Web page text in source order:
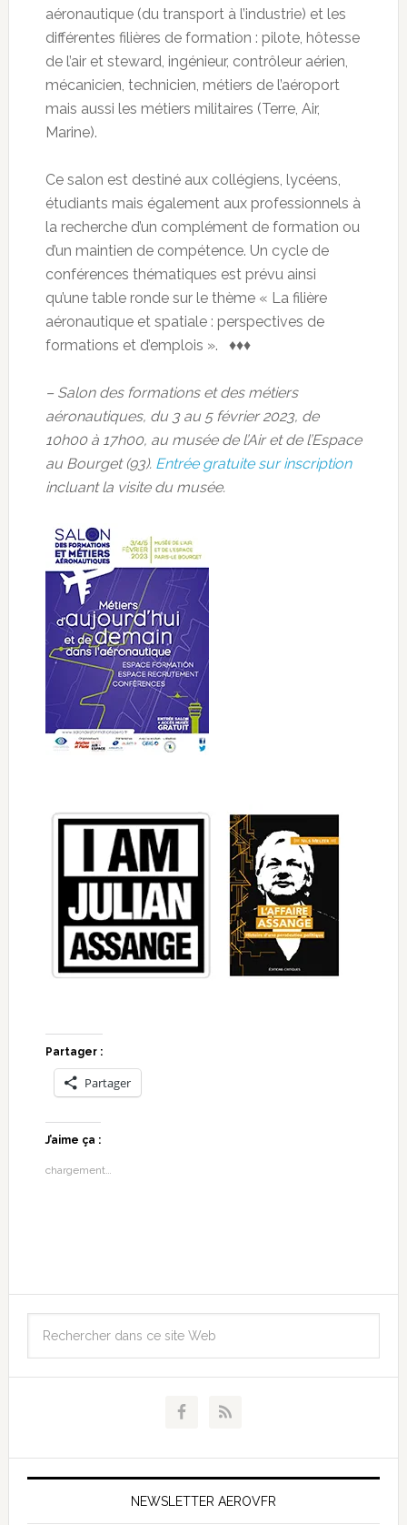
aéronautique (du transport à l’industrie) et les
différentes filières de formation : pilote, hôtesse
de l’air et steward, ingénieur, contrôleur aérien,
mécanicien, technicien, métiers de l’aéroport
mais aussi les métiers militaires (Terre, Air,
Marine).
Ce salon est destiné aux collégiens, lycéens,
étudiants mais également aux professionnels à
la recherche d’un complément de formation ou
d’un maintien de compétence. Un cycle de
conférences thématiques est prévu ainsi
qu’une table ronde sur le thème « La filière
aéronautique et spatiale : perspectives de
formations et d’emplois ». ♦♦♦
– Salon des formations et des métiers
aéronautiques, du 3 au 5 février 2023, de
10h00 à 17h00, au musée de l’Air et de l’Espace
au Bourget (93). Entrée gratuite sur inscription
incluant la visite du musée.
Partager :
Partager
J’aime ça :
chargement…
NEWSLETTER AEROVFR